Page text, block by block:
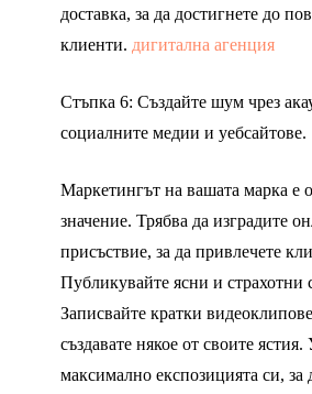
доставка, за да достигнете до
клиенти. дигитална агенция
Стъпка 6: Създайте шум чрез
социалните медии и уебсайтове.
Маркетингът на вашата марка е
значение. Трябва да изградите
присъствие, за да привлечете
Публикувайте ясни и страхотни
Записвайте кратки
създавате някое от своите ястия.
максимално експозицията си, за